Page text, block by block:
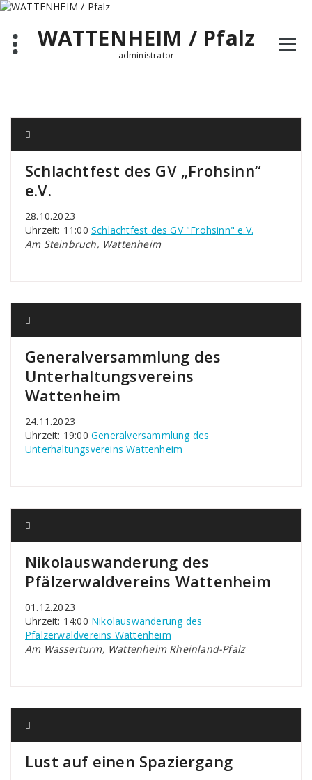
Zum
springenWATTENHEIM / Pfalz
administrator
Schlachtfest des GV „Frohsinn“
e.V.
28.10.2023
Uhrzeit: 11:00 Schlachtfest des GV "Frohsinn" e.V.
Am Steinbruch, Wattenheim
Generalversammlung des
Unterhaltungsvereins
Wattenheim
24.11.2023
Uhrzeit: 19:00 Generalversammlung des
Unterhaltungsvereins Wattenheim
Nikolauswanderung des
Pfälzerwaldvereins Wattenheim
01.12.2023
Uhrzeit: 14:00 Nikolauswanderung des
Pfälzerwaldvereins Wattenheim
Am Wasserturm, Wattenheim Rheinland-Pfalz
Lust auf einen Spaziergang